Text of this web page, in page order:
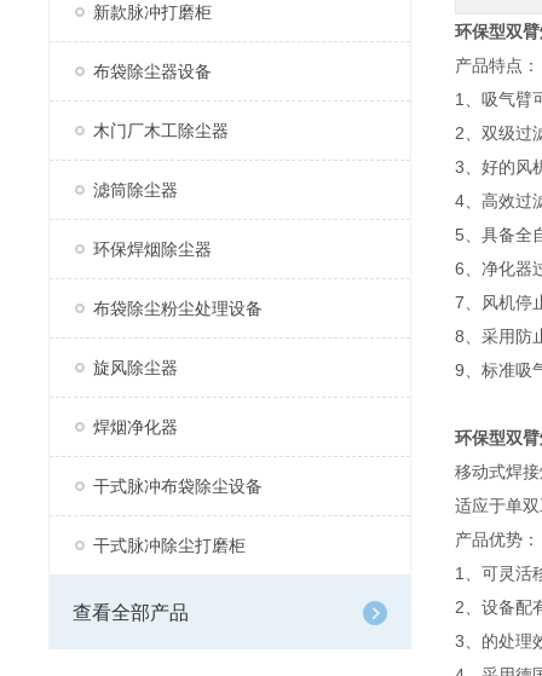
新款脉冲打磨柜
布袋除尘器设备
木门厂木工除尘器
滤筒除尘器
环保焊烟除尘器
布袋除尘粉尘处理设备
旋风除尘器
焊烟净化器
干式脉冲布袋除尘设备
干式脉冲除尘打磨柜
查看全部产品
环保型双
产品特点：
1、吸气臂
2、双级过
3、好的风
4、高效过
5、具备全
6、净化器
7、风机停
8、采用防
9、标准吸
环保型双
移动式焊
适应于单
产品优势：
1、可灵活
2、设备配
3、的处理